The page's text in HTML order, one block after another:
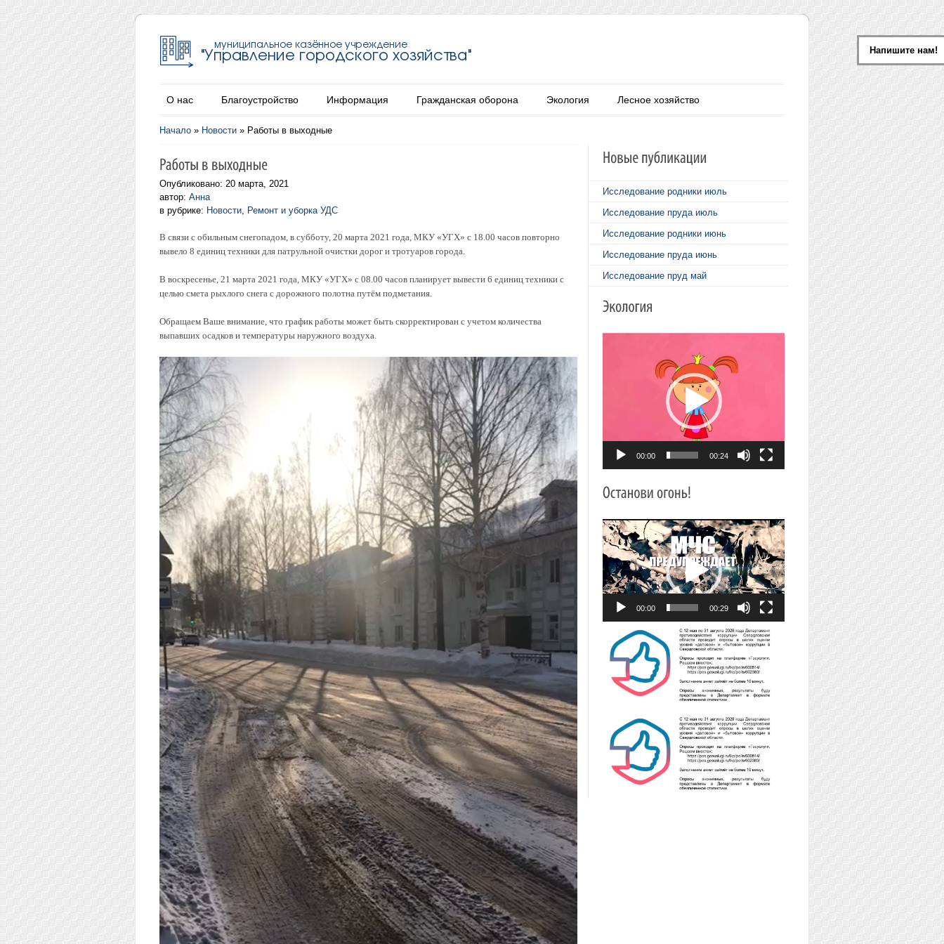
О нас Благоустройство Информация Гражданская оборона Экология Лесное хозяйство
Начало » Новости » Работы в выходные
Опубликовано: 20 марта, 2021
автор: Анна
в рубрике: Новости, Ремонт и уборка УДС
В связи с обильным снегопадом, в субботу, 20 марта 2021 года, МКУ «УГХ» с 18.00 часов повторно
вывело 8 единиц техники для патрульной очистки дорог и тротуаров города.
В воскресенье, 21 марта 2021 года, МКУ «УГХ» с 08.00 часов планирует вывести 6 единиц техники с
целью смета рыхлого снега с дорожного полотна путём подметания.
Обращаем Ваше внимание, что график работы может быть скорректирован с учетом количества
выпавших осадков и температуры наружного воздуха.
Исследование родники июль
Исследование пруда июль
Исследование родники июнь
Исследование пруда июнь
Исследование пруд май
00:00 00:24
Видеоплеер
00:00 00:29
Напишите нам!